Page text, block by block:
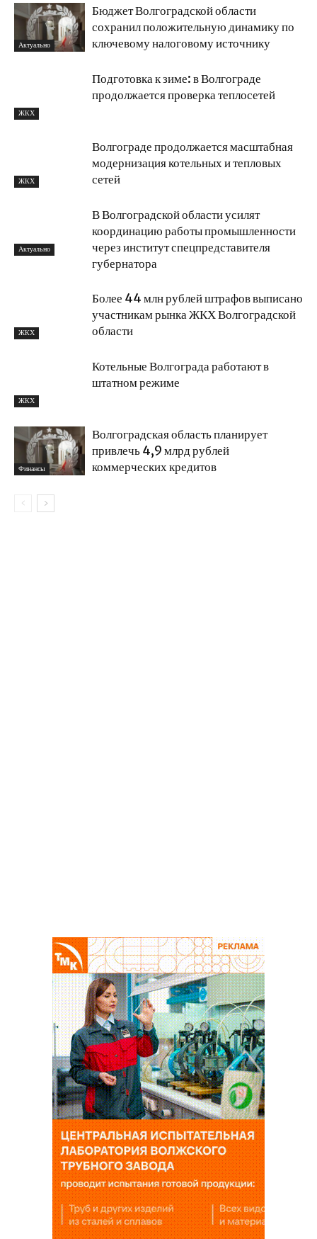
Актуально
Бюджет Волгоградской области
сохранил положительную динамику по
ключевому налоговому источнику
ЖКХ
Подготовка к зиме: в Волгограде
продолжается проверка теплосетей
ЖКХ
Волгограде продолжается масштабная
модернизация котельных и тепловых
сетей
Актуально
В Волгоградской области усилят
координацию работы промышленности
через институт спецпредставителя
губернатора
ЖКХ
Более 44 млн рублей штрафов выписано
участникам рынка ЖКХ Волгоградской
области
ЖКХ
Котельные Волгограда работают в
штатном режиме
Финансы
Волгоградская область планирует
привлечь 4,9 млрд рублей
коммерческих кредитов